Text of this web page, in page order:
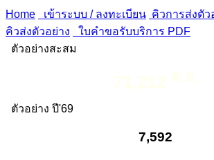
Home เข้าระบบ / ลงทะเบียน คิวการส่งตัว
คิวส่งตัวอย่าง
ใบคำขอรับบริการ PDF
ตัวอย่างสะสม
ตัวอย่าง ปี'69
7,592